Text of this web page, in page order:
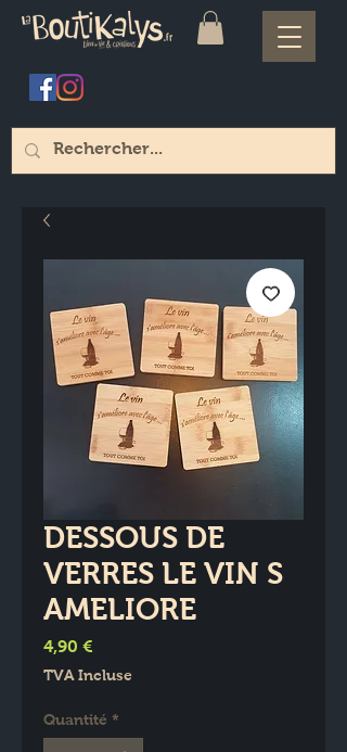
DESSOUS DE
VERRES LE VIN S
AMELIORE
4,90 €
TVA Incluse
Quantité *